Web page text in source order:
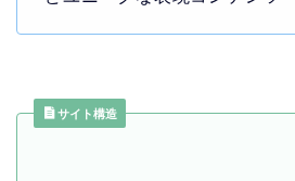
サイト構造